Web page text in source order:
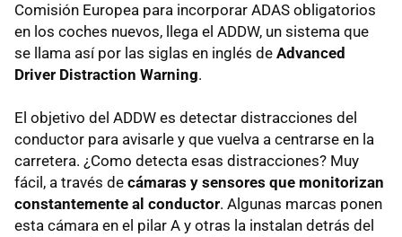
Comisión Europea para incorporar ADAS obligatorios
en los coches nuevos, llega el ADDW, un sistema que
se llama así por las siglas en inglés de Advanced
Driver Distraction Warning.
El objetivo del ADDW es detectar distracciones del
conductor para avisarle y que vuelva a centrarse en la
carretera. ¿Como detecta esas distracciones? Muy
fácil, a través de cámaras y sensores que monitorizan
constantemente al conductor. Algunas marcas ponen
esta cámara en el pilar A y otras la instalan detrás del